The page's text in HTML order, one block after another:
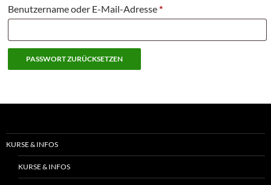
Benutzername oder E-Mail-Adresse*Erforderlich
PASSWORT ZURÜCKSETZEN
KURSE & INFOS
KURSE & INFOS